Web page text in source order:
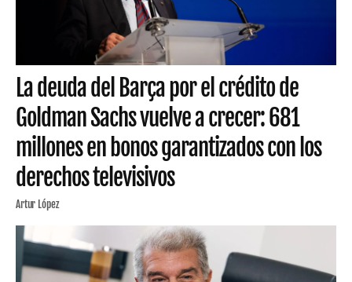
La deuda del Barça por el crédito de
Goldman Sachs vuelve a crecer: 681
millones en bonos garantizados con los
derechos televisivos
Artur López